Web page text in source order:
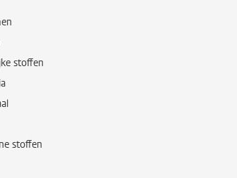
stoffen
stoffen